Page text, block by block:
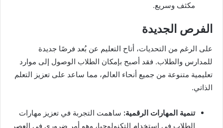
مكثف وسريع.
الفرص الجديدة
على الرغم من التحديات، أتاح التعليم عن بُعد فرصًا جديدة
للمدارس والطلاب. فقد أصبح بإمكان الطلاب الوصول إلى موارد
تعليمية متنوعة من جميع أنحاء العالم، مما ساعد على تعزيز التعلم
الذاتي.
تنمية المهارات الرقمية: ساهمت التجربة في تعزيز مهارات
الطلاب في استخدام التكنولوجيا، وهو أمر ضروري في العصر